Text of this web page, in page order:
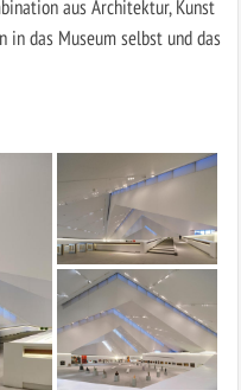
aus Architektur, Kunst
das Museum selbst und das